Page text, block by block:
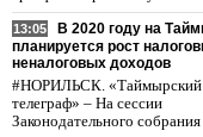
13:05
В 2020 году на
планируется рост
неналоговых доходов
#НОРИЛЬСК. «Таймырский
телеграф» – На сессии
Законодательного собрания